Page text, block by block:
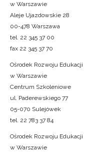
w Warszawie
Aleje Ujazdowskie 28
00-478 Warszawa
tel. 22 345 37 00
fax 22 345 37 70
Ośrodek Rozwoju Edukacji
w Warszawie
Centrum Szkoleniowe
ul. Paderewskiego 77
05-070 Sulejówek
tel. 22 783 37 84
Ośrodek Rozwoju Edukacji
w Warszawie